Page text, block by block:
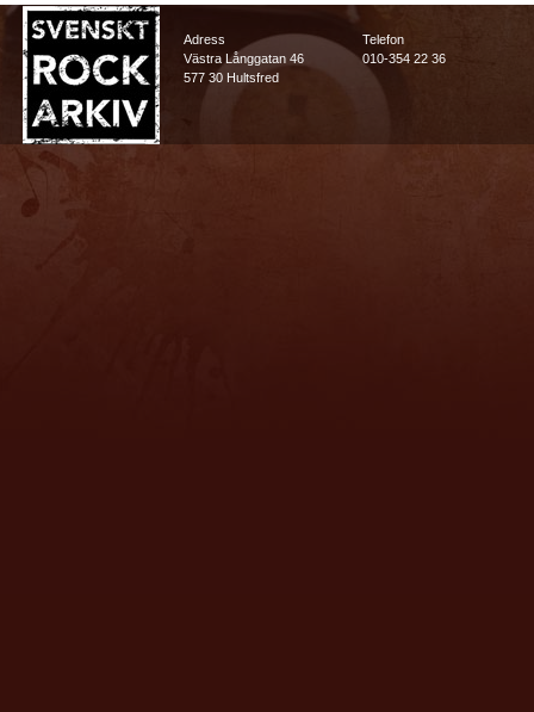
Adress
Västra Långgatan 46
577 30 Hultsfred
Telefon
010-354 22 36